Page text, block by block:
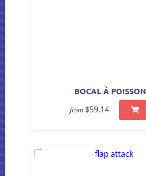
BOCAL À POISSON
from $59.14